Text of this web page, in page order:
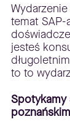
temat
jesteś
to to